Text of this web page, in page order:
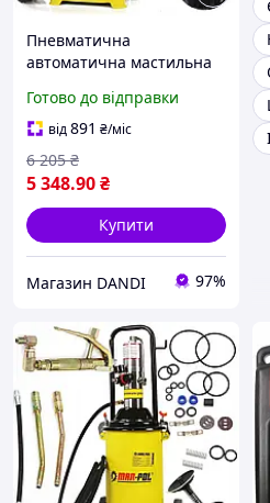
Пневматична
автоматична мастильна
Бар Mar-Pol M78059
Готово до відправки
від891 ₴/міс
5 348.90₴
6 205 ₴
Купити
Магазин DANDI 97%